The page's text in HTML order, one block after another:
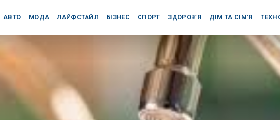
АВТО МОДА ЛАЙФСТАЙЛ БІЗНЕС СПОРТ ЗДОРОВ’Я ДІМ ТА СІМ’Я